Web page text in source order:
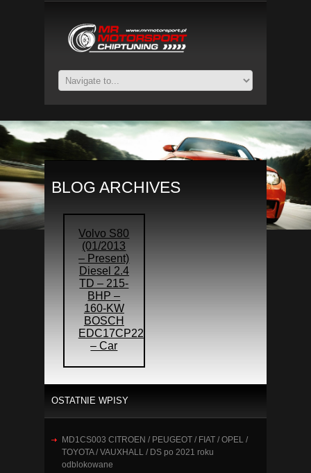
BLOG ARCHIVES
Volvo S80
(01/2013
– Present)
Diesel 2.4
TD – 215-
BHP –
160-KW
BOSCH
EDC17CP22
– Car
OSTATNIE WPISY
MD1CS003 CITROEN / PEUGEOT / FIAT / OPEL /
TOYOTA / VAUXHALL / DS po 2021 roku
odblokowane